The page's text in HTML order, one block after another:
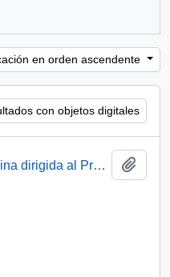
en orden ascendente
con objetos digitales
[Carta de agradecimiento del Presidente de la Academia Chilena de Medicina dirigida al Presidente Patricio Aylwin]